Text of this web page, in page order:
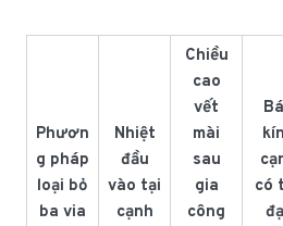
Phươn
g pháp
loại bỏ
ba via
Nhiệt
đầu
vào tại
cạnh
Chiều
cao
vết
mài
sau
gia
công
có